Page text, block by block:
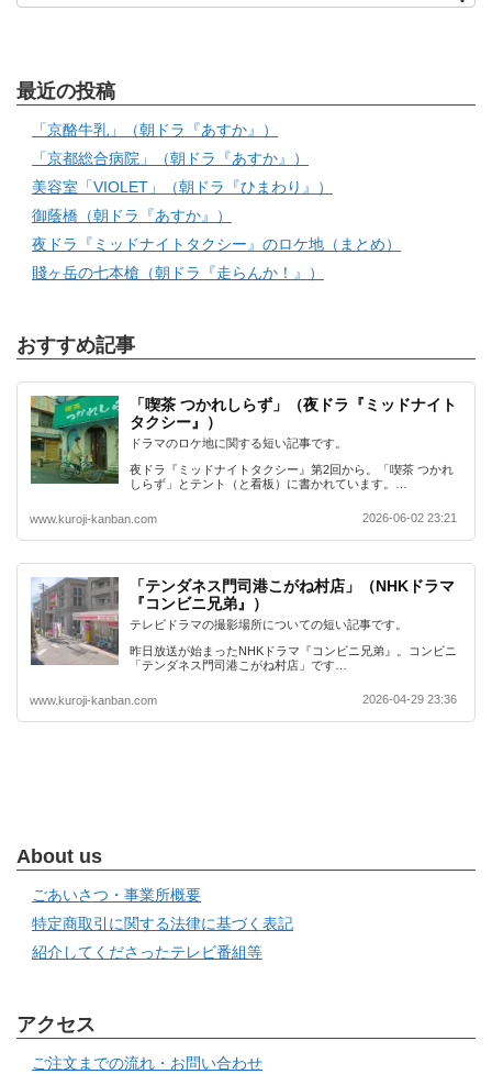
最近の投稿
「京酪牛乳」（朝ドラ『あすか』）
「京都総合病院」（朝ドラ『あすか』）
美容室「VIOLET」（朝ドラ『ひまわり』）
御蔭橋（朝ドラ『あすか』）
夜ドラ『ミッドナイトタクシー』のロケ地（まとめ）
賤ヶ岳の七本槍（朝ドラ『走らんか！』）
おすすめ記事
「喫茶 つかれしらず」（夜ドラ『ミッドナイト
タクシー』）
ドラマのロケ地に関する短い記事です。
夜ドラ『ミッドナイトタクシー』第2回から。「喫茶 つかれ
しらず」とテント（と看板）に書かれています。…
www.kuroji-kanban.com 2026-06-02 23:21
「テンダネス門司港こがね村店」（NHKドラマ
『コンビニ兄弟』）
テレビドラマの撮影場所についての短い記事です。
昨日放送が始まったNHKドラマ『コンビニ兄弟』。コンビニ
「テンダネス門司港こがね村店」です…
www.kuroji-kanban.com 2026-04-29 23:36
About us
ごあいさつ・事業所概要
特定商取引に関する法律に基づく表記
紹介してくださったテレビ番組等
アクセス
ご注文までの流れ・お問い合わせ